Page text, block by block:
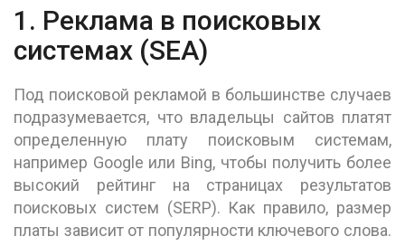
1. Реклама в поисковых
системах (SEA)
Под поисковой рекламой в большинстве случаев
подразумевается, что владельцы сайтов платят
определенную плату поисковым системам,
например Google или Bing, чтобы получить более
высокий рейтинг на страницах результатов
поисковых систем (SERP). Как правило, размер
платы зависит от популярности ключевого слова.